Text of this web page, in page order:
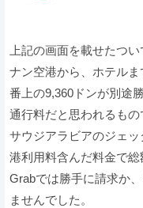
上記の画面を載せたつ
ナン空港から、ホテル
番上の9,360ドンが別途
通行料だと思われるもの
サウジアラビアのジェ
港利用料含んだ料金で総
Grabでは勝手に請求か
ませんでした。